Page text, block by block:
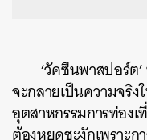
‘วัคซีนพาสปอร์ต
จะกลายเป็นความจริง
อุตสาหกรรมการท่อง